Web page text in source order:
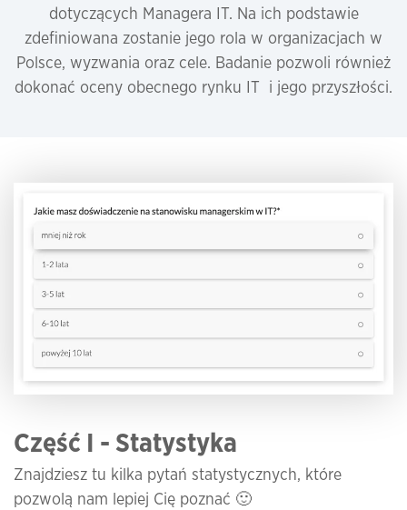
dotyczących Managera IT. Na ich podstawie
zdefiniowana zostanie jego rola w organizacjach w
Polsce, wyzwania oraz cele. Badanie pozwoli również
dokonać oceny obecnego rynku IT i jego przyszłości.
Część I - Statystyka
Znajdziesz tu kilka pytań statystycznych, które
pozwolą nam lepiej Cię poznać 🙂